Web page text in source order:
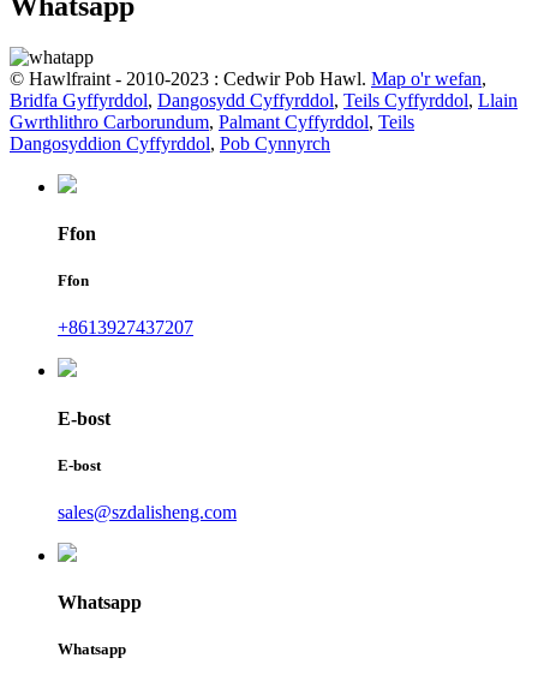
© Hawlfraint - 2010-2023 : Cedwir Pob Hawl. Map o'r wefan,
Bridfa Gyffyrddol, Dangosydd Cyffyrddol, Teils Cyffyrddol, Llain
Gwrthlithro Carborundum, Palmant Cyffyrddol, Teils
Dangosyddion Cyffyrddol, Pob Cynnyrch
Ffon
Ffon
+8613927437207
E-bost
E-bost
sales@szdalisheng.com
Whatsapp
Whatsapp